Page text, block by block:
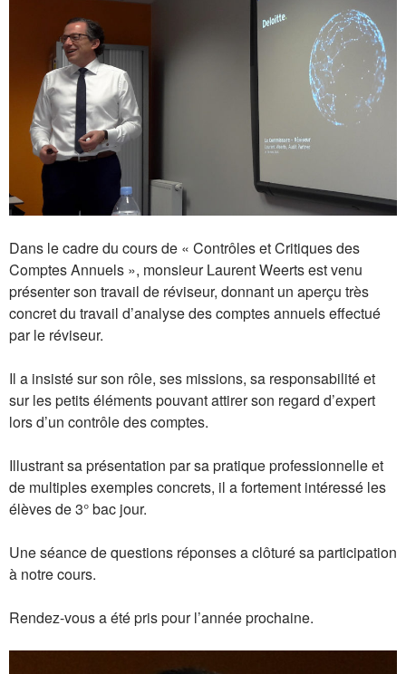
Dans le cadre du cours de « Contrôles et Critiques des
Comptes Annuels », monsieur Laurent Weerts est venu
présenter son travail de réviseur, donnant un aperçu très
concret du travail d’analyse des comptes annuels effectué
par le réviseur.
Il a insisté sur son rôle, ses missions, sa responsabilité et
sur les petits éléments pouvant attirer son regard d’expert
lors d’un contrôle des comptes.
Illustrant sa présentation par sa pratique professionnelle et
de multiples exemples concrets, il a fortement intéressé les
élèves de 3° bac jour.
Une séance de questions réponses a clôturé sa participation
à notre cours.
Rendez-vous a été pris pour l’année prochaine.